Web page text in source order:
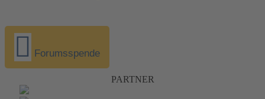
Forumsspende
PARTNER